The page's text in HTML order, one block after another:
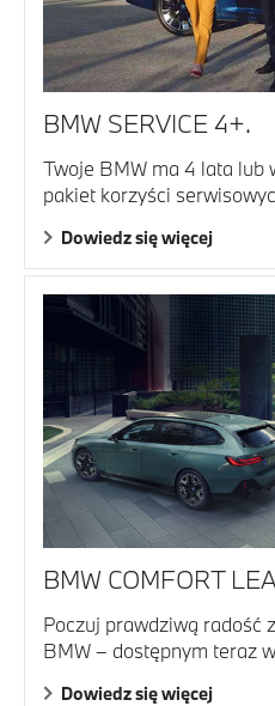
BMW SERVICE 4+.
Twoje BMW ma 4 lata lub
pakiet korzyści
Dowiedz się więcej
BMW COMFORT
Poczuj prawdziwą radość
BMW – dostępnym teraz
Dowiedz się więcej